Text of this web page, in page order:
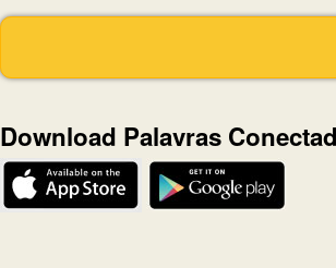
Download Palavras